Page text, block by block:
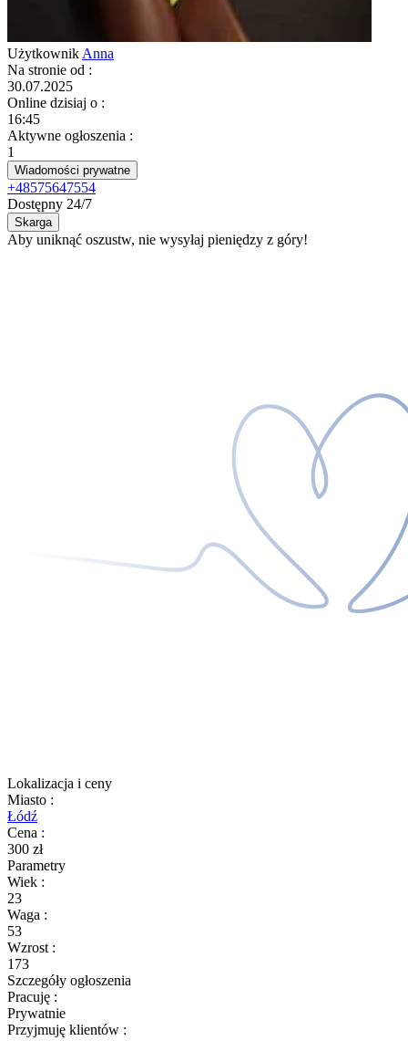
Użytkownik Anna
Na stronie od :
30.07.2025
Online dzisiaj o :
16:45
Aktywne ogłoszenia :
1
Wiadomości prywatne
+48575647554
Dostępny 24/7
Skarga
Aby uniknąć oszustw, nie wysyłaj pieniędzy z góry!
Lokalizacja i ceny
Miasto :
Łódź
Cena :
300 zł
Parametry
Wiek :
23
Waga :
53
Wzrost :
173
Szczegóły ogłoszenia
Pracuję :
Prywatnie
Przyjmuję klientów :